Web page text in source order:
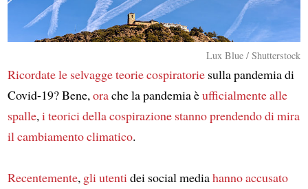
Lux Blue / Shutterstock
Ricordatele selvagge teorie cospiratoriesulla pandemia di
Covid-19? Bene,orache la pandemia èufficialmente alle
spalle,i teorici della cospirazione stanno prendendo di mira
il cambiamento climatico.
Recentemente, gli utentidei social mediahanno accusato